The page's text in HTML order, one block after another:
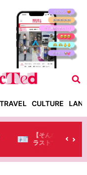
TRAVEL CULTURE
の？】日本のド
がちょっと…